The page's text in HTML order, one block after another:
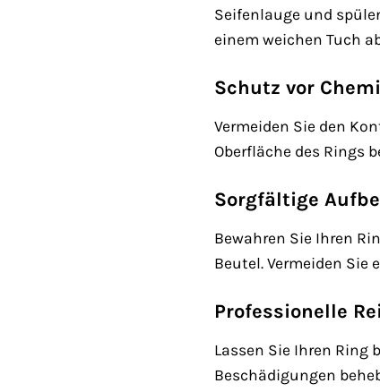
Seifenlauge und
einem weichen Tuch
Schutz vor
Vermeiden Sie den
Oberfläche des Rings
Sorgfältige
Bewahren Sie Ihren
Beutel. Vermeiden
Professionelle
Lassen Sie Ihren Ring
Beschädigungen